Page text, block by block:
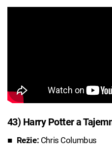
43) Harry Potter a
Režie: Chris Columbus